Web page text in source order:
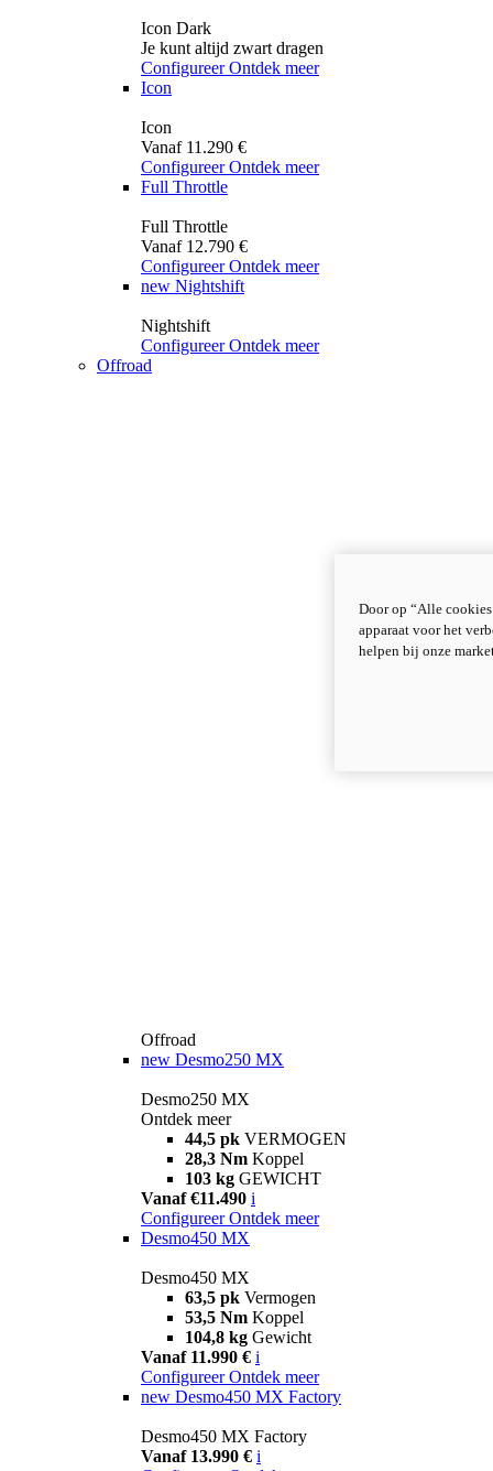
Icon Dark
Je kunt altijd zwart dragen
Configureer Ontdek meer
Icon
Icon
Vanaf 11.290 €
Configureer Ontdek meer
Full Throttle
Full Throttle
Vanaf 12.790 €
Configureer Ontdek meer
new Nightshift
Nightshift
Configureer Ontdek meer
Offroad
Offroad
new Desmo250 MX
Desmo250 MX
Ontdek meer
44,5 pk VERMOGEN
28,3 Nm Koppel
103 kg GEWICHT
Vanaf €11.490 i
Configureer Ontdek meer
Desmo450 MX
Desmo450 MX
63,5 pk Vermogen
53,5 Nm Koppel
104,8 kg Gewicht
Vanaf 11.990 € i
Configureer Ontdek meer
new Desmo450 MX Factory
Desmo450 MX Factory
Vanaf 13.990 € i
Door op “Alle
apparaat voor het
helpen bij onze